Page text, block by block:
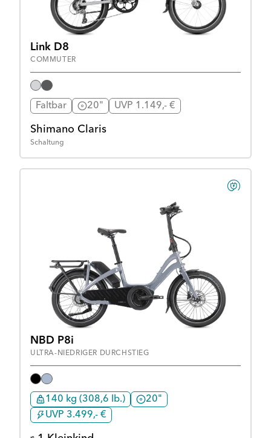
Link D8
COMMUTER
Faltbar 20" UVP 1.149,- €
Shimano Claris
Schaltung
NBD P8i
ULTRA-NIEDRIGER DURCHSTIEG
140 kg (308,6 lb.)
20"
UVP 3.499,- €